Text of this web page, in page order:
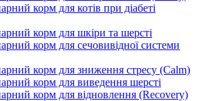
корм для котів при діабеті
корм для шкіри та шерсті
корм для сечовивідної системи
корм для зниження стресу (Calm)
корм для виведення шерсті
корм для відновлення (Recovery)